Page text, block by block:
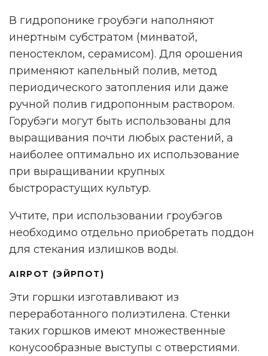
В гидропонике гроубэги наполняют
инертным субстратом (минватой,
пеностеклом, серамисом). Для орошения
применяют капельный полив, метод
периодического затопления или даже
ручной полив гидропонным раствором.
Горубэги могут быть использованы для
выращивания почти любых растений, а
наиболее оптимально их использование
при выращивании крупных
быстрорастущих культур.
Учтите, при использовании гроубэгов
необходимо отдельно приобретать поддон
для стекания излишков воды.
AIRPOT (ЭЙРПОТ)
Эти горшки изготавливают из
переработанного полиэтилена. Стенки
таких горшков имеют множественные
конусообразные выступы с отверстиями.